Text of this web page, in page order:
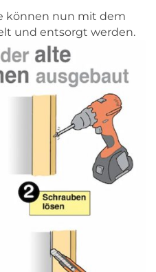
können nun mit dem
und entsorgt werden.